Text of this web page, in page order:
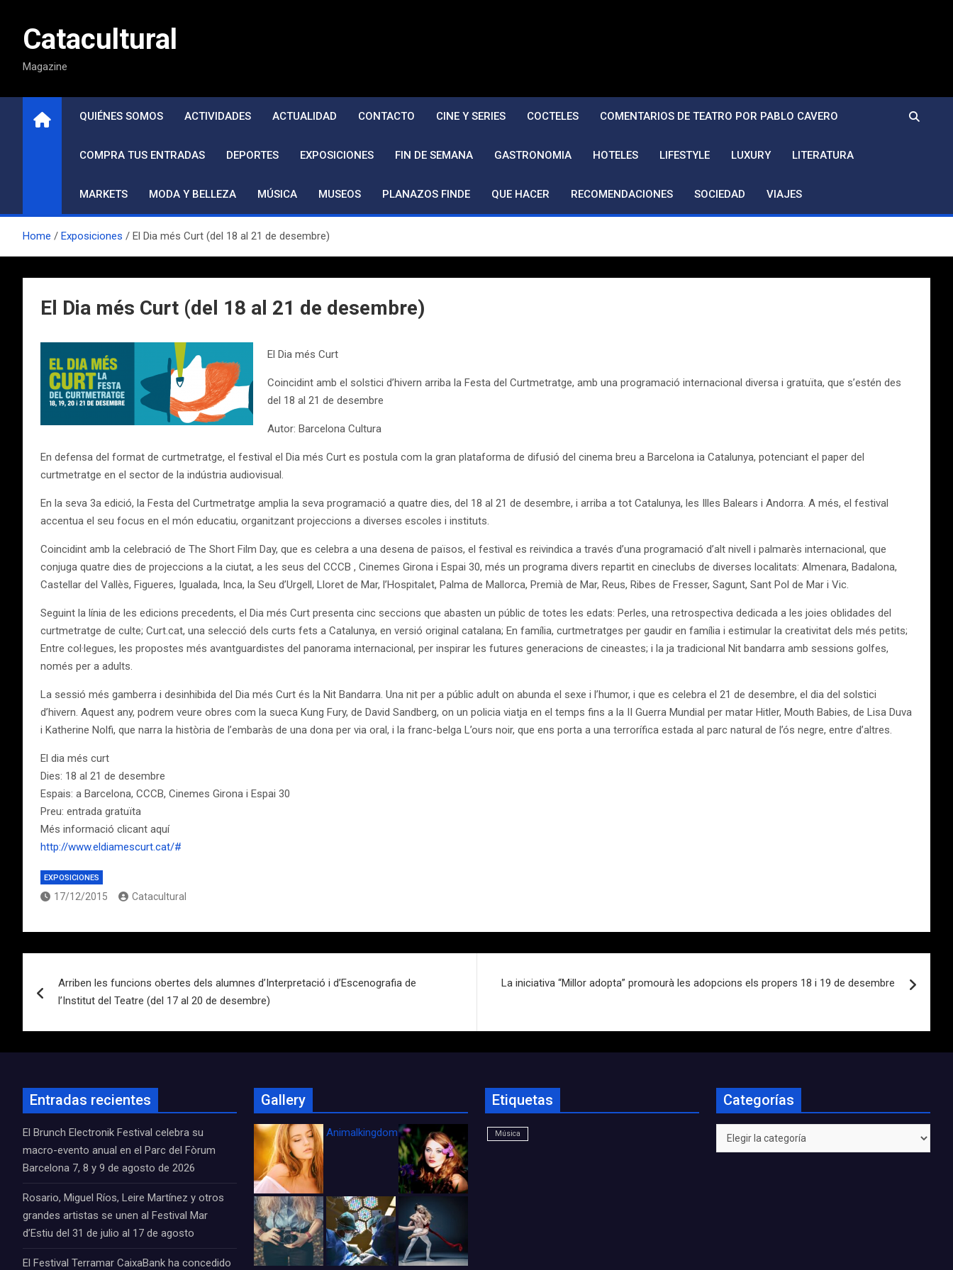
contenidoCatacultural
Magazine
QUIÉNES SOMOS ACTIVIDADES ACTUALIDAD CONTACTO CINE Y SERIES COCTELES COMENTARIOS DE TEATRO POR PABLO CAVERO
COMPRA TUS ENTRADAS DEPORTES EXPOSICIONES FIN DE SEMANA GASTRONOMIA HOTELES LIFESTYLE LUXURY LITERATURA
MARKETS MODA Y BELLEZA MÚSICA MUSEOS PLANAZOS FINDE QUE HACER RECOMENDACIONES SOCIEDAD VIAJES
Home Exposiciones El Dia més Curt (del 18 al 21 de desembre)
El Dia més Curt (del 18 al 21 de desembre)
El Dia més Curt
Coincidint amb el solstici d’hivern arriba la Festa del Curtmetratge, amb una programació internacional diversa i gratuïta, que s’estén des
del 18 al 21 de desembre
Autor: Barcelona Cultura
En defensa del format de curtmetratge, el festival el Dia més Curt es postula com la gran plataforma de difusió del cinema breu a Barcelona ia Catalunya, potenciant el paper del
curtmetratge en el sector de la indústria audiovisual.
En la seva 3a edició, la Festa del Curtmetratge amplia la seva programació a quatre dies, del 18 al 21 de desembre, i arriba a tot Catalunya, les Illes Balears i Andorra. A més, el festival
accentua el seu focus en el món educatiu, organitzant projeccions a diverses escoles i instituts.
Coincidint amb la celebració de The Short Film Day, que es celebra a una desena de països, el festival es reivindica a través d’una programació d’alt nivell i palmarès internacional, que
conjuga quatre dies de projeccions a la ciutat, a les seus del CCCB , Cinemes Girona i Espai 30, més un programa divers repartit en cineclubs de diverses localitats: Almenara, Badalona, ​​
Castellar del Vallès, Figueres, Igualada, Inca, la Seu d’Urgell, Lloret de Mar, l’Hospitalet, Palma de Mallorca, Premià de Mar, Reus, Ribes de Fresser, Sagunt, Sant Pol de Mar i Vic.
Seguint la línia de les edicions precedents, el Dia més Curt presenta cinc seccions que abasten un públic de totes les edats: Perles, una retrospectiva dedicada a les joies oblidades del
curtmetratge de culte; Curt.cat, una selecció dels curts fets a Catalunya, en versió original catalana; En família, curtmetratges per gaudir en família i estimular la creativitat dels més petits;
Entre col·legues, les propostes més avantguardistes del panorama internacional, per inspirar les futures generacions de cineastes; i la ja tradicional Nit bandarra amb sessions golfes,
només per a adults.
La sessió més gamberra i desinhibida del Dia més Curt és la Nit Bandarra. Una nit per a públic adult on abunda el sexe i l’humor, i que es celebra el 21 de desembre, el dia del solstici
d’hivern. Aquest any, podrem veure obres com la sueca Kung Fury, de David Sandberg, on un policia viatja en el temps fins a la II Guerra Mundial per matar Hitler, Mouth Babies, de Lisa Duva
i Katherine Nolfi, que narra la història de l’embaràs de una dona per via oral, i la franc-belga L’ours noir, que ens porta a una terrorífica estada al parc natural de l’ós negre, entre d’altres.
El dia més curt
Dies: 18 al 21 de desembre
Espais: a Barcelona, CCCB, Cinemes Girona i Espai 30
Preu: entrada gratuïta
Més informació clicant aquí
http://www.eldiamescurt.cat/#
EXPOSICIONES
17/12/2015 Catacultural
de
entradas
Arriben les funcions obertes dels alumnes d’Interpretació i d’Escenografia de
l’Institut del Teatre (del 17 al 20 de desembre)
La iniciativa “Millor adopta” promourà les adopcions els propers 18 i 19 de desembre
Entradas recientes
El Brunch Electronik Festival celebra su
macro-evento anual en el Parc del Fòrum
Barcelona 7, 8 y 9 de agosto de 2026
Rosario, Miguel Ríos, Leire Martínez y otros
grandes artistas se unen al Festival Mar
d’Estiu del 31 de julio al 17 de agosto
El Festival Terramar CaixaBank ha concedido
Gallery
Animalkingdom_FichaCine
Etiquetas
Música
Categorías
Categorías